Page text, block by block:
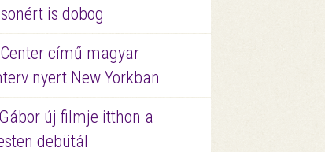
is dobog
című magyar
nyert New Yorkban
új filmje itthon a
debütál